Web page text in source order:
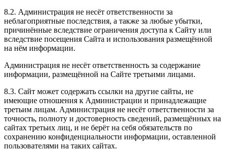
8.2. Администрация не несёт ответственности за
неблагоприятные последствия, а также за любые убытки,
причинённые вследствие ограничения доступа к Сайту или
вследствие посещения Сайта и использования размещённой
на нём информации.
Администрация не несёт ответственность за содержание
информации, размещённой на Сайте третьими лицами.
8.3. Сайт может содержать ссылки на другие сайты, не
имеющие отношения к Администрации и принадлежащие
третьим лицам. Администрация не несёт ответственности за
точность, полноту и достоверность сведений, размещённых на
сайтах третьих лиц, и не берёт на себя обязательств по
сохранению конфиденциальности информации, оставленной
пользователями на таких сайтах.